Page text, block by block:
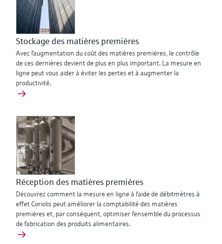
Stockage des matières premières
Avec l'augmentation du coût des matières premières, le contrôle
de ces dernières devient de plus en plus important. La mesure en
ligne peut vous aider à éviter les pertes et à augmenter la
productivité.
Réception des matières premières
Découvrez comment la mesure en ligne à l'aide de débitmètres à
effet Coriolis peut améliorer la comptabilité des matières
premières et, par conséquent, optimiser l'ensemble du processus
de fabrication des produits alimentaires.